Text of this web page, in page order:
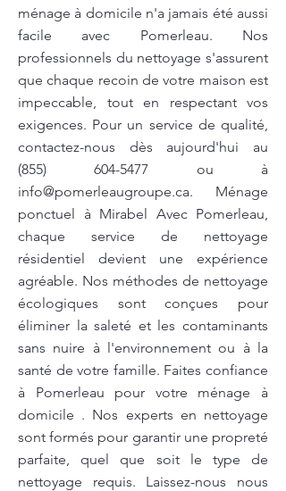
ménage à domicile n'a jamais été aussi
facile avec Pomerleau. Nos
professionnels du nettoyage s'assurent
que chaque recoin de votre maison est
impeccable, tout en respectant vos
exigences. Pour un service de qualité,
contactez-nous dès aujourd'hui au
(855) 604-5477 ou à
info@pomerleaugroupe.ca. Ménage
ponctuel à Mirabel Avec Pomerleau,
chaque service de nettoyage
résidentiel devient une expérience
agréable. Nos méthodes de nettoyage
écologiques sont conçues pour
éliminer la saleté et les contaminants
sans nuire à l'environnement ou à la
santé de votre famille. Faites confiance
à Pomerleau pour votre ménage à
domicile . Nos experts en nettoyage
sont formés pour garantir une propreté
parfaite, quel que soit le type de
nettoyage requis. Laissez-nous nous